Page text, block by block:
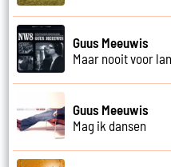
Guus Meeuwis
Maar nooit voor
Guus Meeuwis
Mag ik dansen